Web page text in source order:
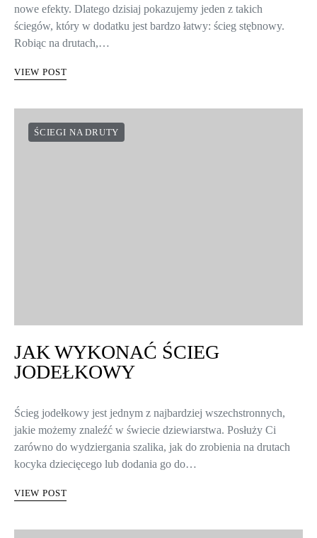
nowe efekty. Dlatego dzisiaj pokazujemy jeden z takich
ściegów, który w dodatku jest bardzo łatwy: ścieg stębnowy.
Robiąc na drutach,…
VIEW POST
ŚCIEGI NA DRUTY
JAK WYKONAĆ ŚCIEG
JODEŁKOWY
Ścieg jodełkowy jest jednym z najbardziej wszechstronnych,
jakie możemy znaleźć w świecie dziewiarstwa. Posłuży Ci
zarówno do wydziergania szalika, jak do zrobienia na drutach
kocyka dziecięcego lub dodania go do…
VIEW POST